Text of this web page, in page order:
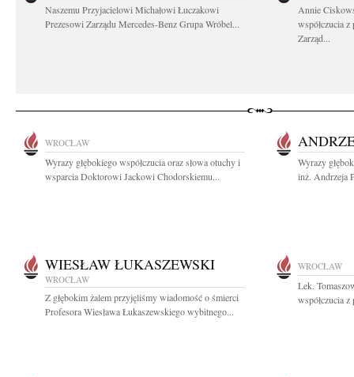
Naszemu Przyjacielowi Michałowi Łuczakowi
Prezesowi Zarządu Mercedes-Benz Grupa Wróbel...
Annie
współczucia
Zarząd...
WROCŁAW
Wyrazy głębokiego współczucia oraz słowa otuchy i
wsparcia Doktorowi Jackowi Chodorskiemu...
Wyrazy
inż. Andrzeja
WIESŁAW ŁUKASZEWSKI
WROCŁAW
Z głębokim żalem przyjęliśmy wiadomość o śmierci
Profesora Wiesława Łukaszewskiego wybitnego...
WROCŁAW
Lek.
współczucia